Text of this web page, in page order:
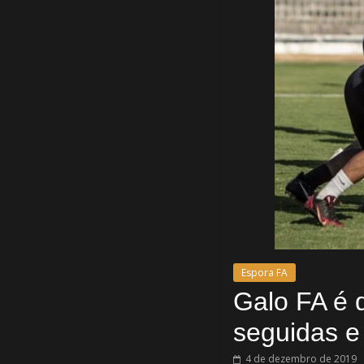
Espora FA
Galo FA é
seguidas
4 de dezembro de 2019